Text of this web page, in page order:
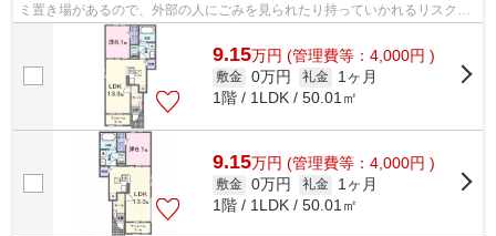
ミ置き場があるので、外部の人にごみを見られたり持っていかれるリスクが
低くなります。パソコン作業が多い方...
9.15万円 (管理費等：4,000円 )
敷金 0万円 礼金
1ヶ月
1階 / 1LDK / 50.01㎡
9.15万円 (管理費等：4,000円 )
敷金 0万円 礼金
1ヶ月
1階 / 1LDK / 50.01㎡